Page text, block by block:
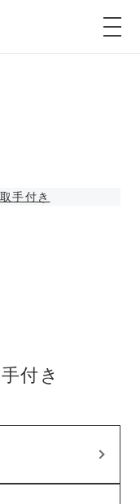
付き